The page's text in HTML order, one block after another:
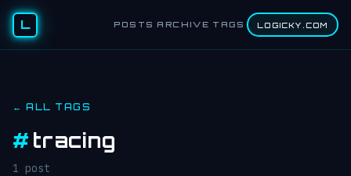
L POSTS ARCHIVE TAGS LOGICKY.COM
← ALL TAGS
# tracing
1 post